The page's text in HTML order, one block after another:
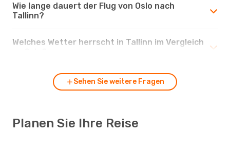
Wie lange dauert der Flug von Oslo nach
Tallinn?
Welches Wetter herrscht in Tallinn im Vergleich
Sehen Sie weitere Fragen
Planen Sie Ihre Reise